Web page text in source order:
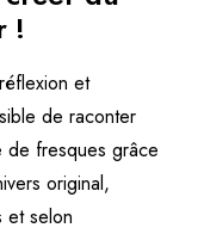
!
et
de raconter
de fresques grâce
original,
et selon